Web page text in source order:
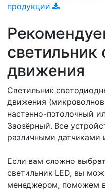
продукции
светильник
движения
Светильник
движения
настенно-потолочный
Заозёрный. Все
различными
Если вам сложно
светильник LED, вы
менеджером, поможем